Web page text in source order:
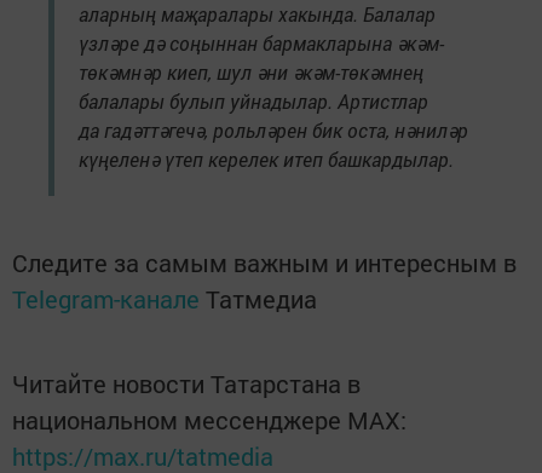
аларның маҗаралары хакында. Балалар
үзләре дә соңыннан бармакларына әкәм-
төкәмнәр киеп, шул әни әкәм-төкәмнең
балалары булып уйнадылар. Артистлар
да гадәттәгечә, рольләрен бик оста, нәниләр
күңеленә үтеп керелек итеп башкардылар.
Следите за самым важным и интересным в
Telegram-канале Татмедиа
Читайте новости Татарстана в
национальном мессенджере MАХ:
https://max.ru/tatmedia